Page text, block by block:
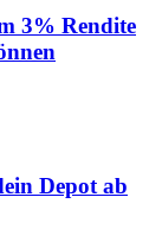
3% Rendite
Depot ab